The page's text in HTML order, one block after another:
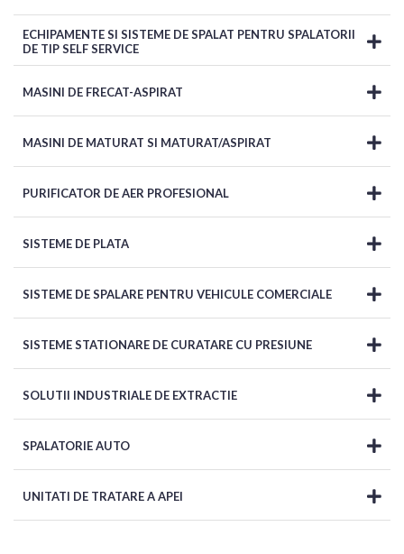
ECHIPAMENTE SI SISTEME DE SPALAT PENTRU SPALATORII
DE TIP SELF SERVICE
MASINI DE FRECAT-ASPIRAT
MASINI DE MATURAT SI MATURAT/ASPIRAT
PURIFICATOR DE AER PROFESIONAL
SISTEME DE PLATA
SISTEME DE SPALARE PENTRU VEHICULE COMERCIALE
SISTEME STATIONARE DE CURATARE CU PRESIUNE
SOLUTII INDUSTRIALE DE EXTRACTIE
SPALATORIE AUTO
UNITATI DE TRATARE A APEI